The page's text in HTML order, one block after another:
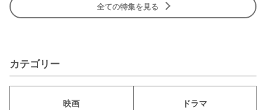
全ての特集を見る
カテゴリー
映画 ドラマ